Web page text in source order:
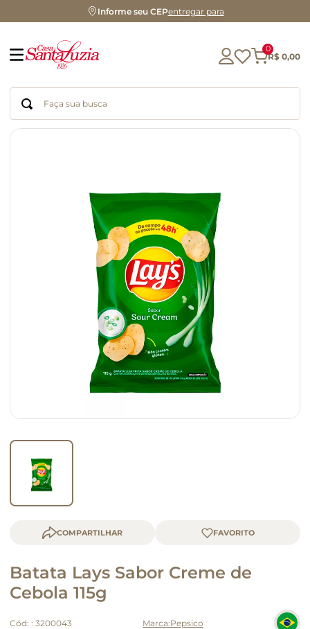
Informe seu CEPentregar para
0
R$ 0,00
Faça sua busca
COMPARTILHAR
Batata Lays Sabor Creme de
Cebola 115g
Cód: : 3200043 Pepsico